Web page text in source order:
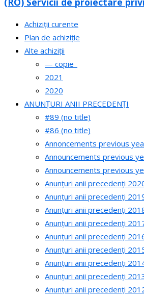
Achiziții curente
Plan de achiziție
Alte achiziții
— copie_
2021
2020
ANUNȚURI ANII PRECEDENȚI
#89 (no title)
#86 (no title)
Annoncements previous
Announcements previous
Announcements previous
Anunțuri anii precedenți
Anunțuri anii precedenți
Anunțuri anii precedenți
Anunțuri anii precedenți
Anunțuri anii precedenți
Anunțuri anii precedenți
Anunțuri anii precedenți
Anunțuri anii precedenți
Anunțuri anii precedenți